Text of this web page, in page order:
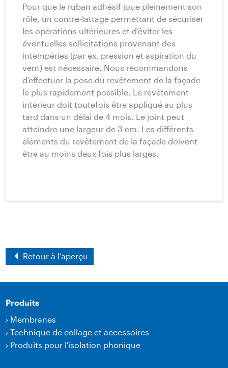
Pour que le ruban adhésif joue pleinement son
rôle, un contre-lattage permettant de sécuriser
les opérations ultérieures et d’éviter les
éventuelles sollicitations provenant des
intempéries (par ex. pression et aspiration du
vent) est nécessaire. Nous recommandons
d’effectuer la pose du revêtement de la façade
le plus rapidement possible. Le revêtement
intérieur doit toutefois être appliqué au plus
tard dans un délai de 4 mois. Le joint peut
atteindre une largeur de 3 cm. Les différents
éléments du revêtement de la façade doivent
être au moins deux fois plus larges.
Retour à l‘aperçu
Produits
› Membranes
›Technique de collage et accessoires
› Produits pour l'isolation phonique